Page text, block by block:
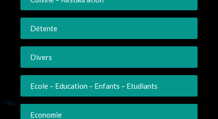
Détente
Divers
Ecole – Education – Enfants – Etudiants
Economie